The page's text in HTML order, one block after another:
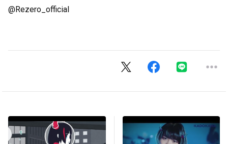
@Rezero_official